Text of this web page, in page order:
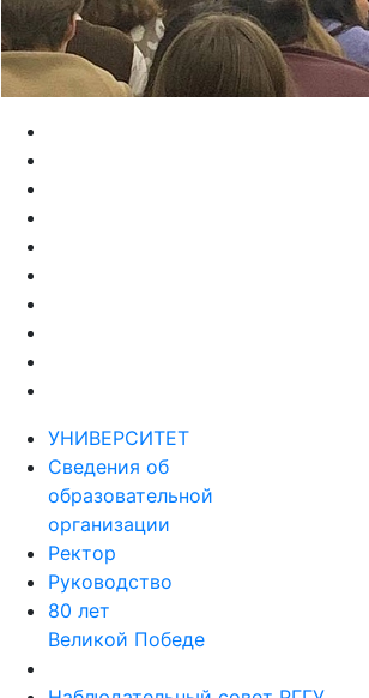
УНИВЕРСИТЕТ
Сведения об
образовательной
организации
Ректор
Руководство
80 лет
Великой Победе